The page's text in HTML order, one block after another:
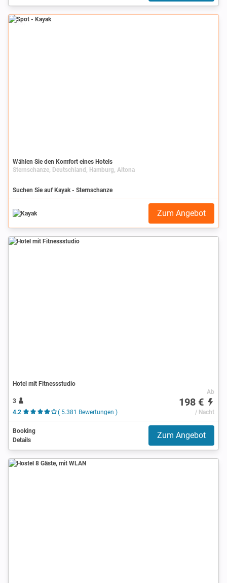
Spot
Wählen Sie den Komfort eines Hotels
Sternschanze, Deutschland, Hamburg, Altona
Suchen Sie auf Kayak - Sternschanze
Zum Angebot
Hotel mit Fitnessstudio
3
4.2
( 5.381 Bewertungen )
Ab
198 €
/ Nacht
Booking
Details
Zum Angebot